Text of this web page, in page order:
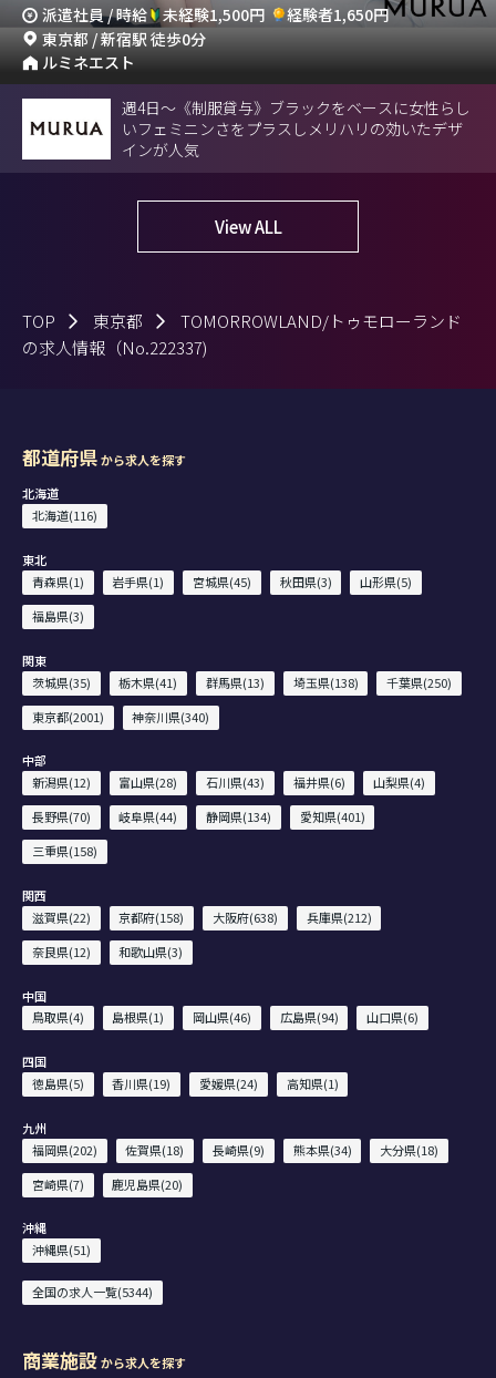
派遣社員 / 時給 未経験1,500円
経験者1,650円
東京都 / 新宿駅 徒歩0分
ルミネエスト
週4日～《制服貸与》ブラックをベースに女性らし
いフェミニンさをプラスしメリハリの効いたデザ
インが人気
View ALL
TOP 東京都
TOMORROWLAND/トゥモローランド
の求人情報（No.222337)
都道府県から求人を探す
北海道
北海道(116)
東北
青森県(1)
岩手県(1) 宮城県(45) 秋田県(3)
山形県(5)
福島県(3)
関東
茨城県(35)
栃木県(41) 群馬県(13) 埼玉県(138)
千葉県(250)
東京都(2001)
神奈川県(340)
中部
新潟県(12)
富山県(28) 石川県(43) 福井県(6)
山梨県(4)
長野県(70)
岐阜県(44) 静岡県(134)
愛知県(401)
三重県(158)
関西
滋賀県(22)
京都府(158) 大阪府(638)
兵庫県(212)
奈良県(12)
和歌山県(3)
中国
鳥取県(4)
島根県(1) 岡山県(46) 広島県(94) 山口県(6)
四国
徳島県(5)
香川県(19) 愛媛県(24) 高知県(1)
九州
福岡県(202)
佐賀県(18) 長崎県(9) 熊本県(34)
大分県(18)
宮崎県(7)
鹿児島県(20)
沖縄
沖縄県(51)
全国の求人一覧(5344)
商業施設から求人を探す